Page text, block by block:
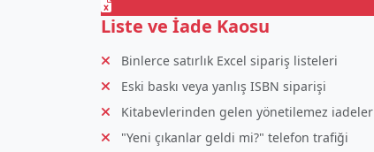
Liste ve İade Kaosu
Binlerce satırlık Excel sipariş listeleri
Eski baskı veya yanlış ISBN siparişi
Kitabevlerinden gelen yönetilemez iadeler
"Yeni çıkanlar geldi mi?" telefon trafiği